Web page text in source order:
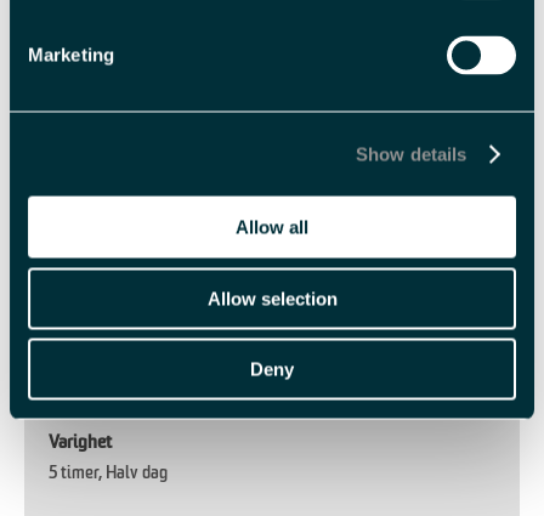
Marketing
Show details
Allow all
Allow selection
Deny
Med forbehold om prisendringer.
Språk
Varighet
5 timer Halv dag